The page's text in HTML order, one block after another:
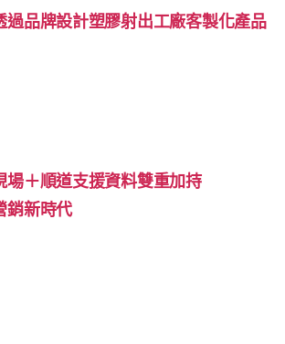
過品牌設計塑膠射出工廠客製化產品
場＋順道支援資料雙重加持
新時代